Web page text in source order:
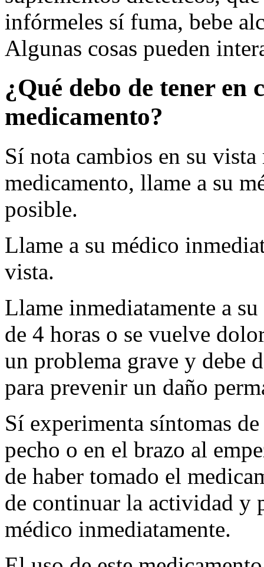
infórmeles sí fuma, bebe
Algunas cosas pueden
¿Qué debo de tener en
medicamento?
Sí nota cambios en su
medicamento, llame a su
posible.
Llame a su médico
vista.
Llame inmediatamente a
de 4 horas o se vuelve
un problema grave y debe
para prevenir un daño
Sí experimenta síntomas
pecho o en el brazo al
de haber tomado el
de continuar la actividad y
médico inmediatamente.